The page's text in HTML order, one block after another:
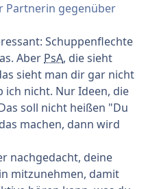
Partnerin gegenüber
Schuppenflechte
Aber PsA, die sieht
sieht man dir gar nicht
nicht. Nur Ideen, die
soll nicht heißen "Du
machen, dann wird
nachgedacht, deine
mitzunehmen, damit